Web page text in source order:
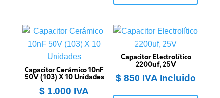
Capacitor Cerámico 10nF
50V (103) X 10 Unidades
$ 1.000 IVA
Capacitor Electrolítico
2200uf, 25V
$850 IVA Incluido